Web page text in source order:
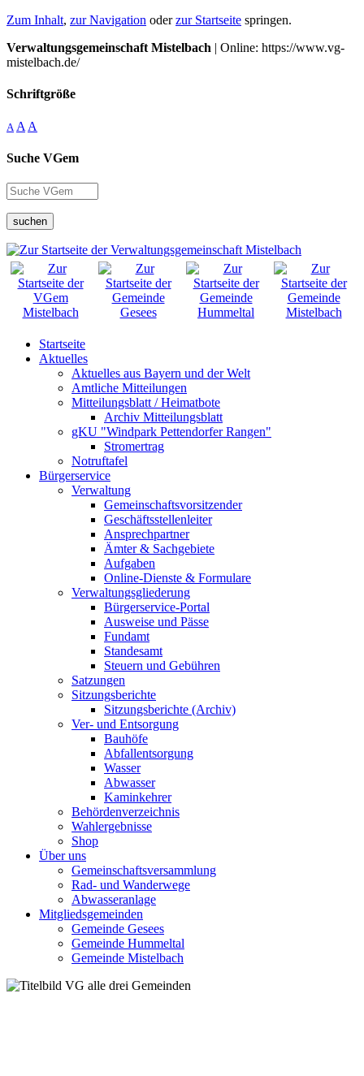
Zum Inhalt, zur Navigation oderzur Startseite springen.
Verwaltungsgemeinschaft Mistelbach | Online: https://www.vg-
mistelbach.de/
Schriftgröße
A A A
Suche VGem
suchen
Startseite
Aktuelles
Aktuelles aus Bayern und der Welt
Amtliche Mitteilungen
Mitteilungsblatt / Heimatbote
Archiv Mitteilungsblatt
gKU "Windpark Pettendorfer Rangen"
Stromertrag
Notruftafel
Bürgerservice
Verwaltung
Gemeinschaftsvorsitzender
Geschäftsstellenleiter
Ansprechpartner
Ämter & Sachgebiete
Aufgaben
Online-Dienste & Formulare
Verwaltungsgliederung
Bürgerservice-Portal
Ausweise und Pässe
Fundamt
Standesamt
Steuern und Gebühren
Satzungen
Sitzungsberichte
Sitzungsberichte (Archiv)
Ver- und Entsorgung
Bauhöfe
Abfallentsorgung
Wasser
Abwasser
Kaminkehrer
Behördenverzeichnis
Wahlergebnisse
Shop
Über uns
Gemeinschaftsversammlung
Rad- und Wanderwege
Abwasseranlage
Mitgliedsgemeinden
Gemeinde Gesees
Gemeinde Hummeltal
Gemeinde Mistelbach